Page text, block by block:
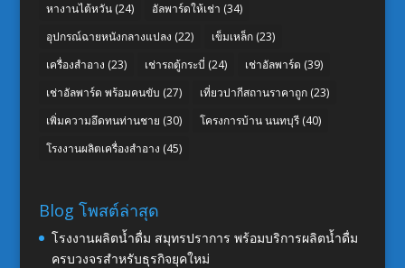
หางานไต้หวัน(24) อัลพาร์ดให้เช่า (34)
อุปกรณ์ฉายหนังกลางแปลง (22) เข็มเหล็ก(23)
เครื่องสำอาง (23) เช่ารถตู้กระบี่ (24) เช่าอัลพาร์ด (39)
เช่าอัลพาร์ด พร้อมคนขับ (27) เที่ยวปากีสถานราคาถูก(23)
เพิ่มความอึดทนท่านชาย (30) โครงการบ้าน นนทบุรี(40)
โรงงานผลิตเครื่องสำอาง (45)
Blog โพสต์ล่าสุด
โรงงานผลิตน้ำดื่ม สมุทรปราการ พร้อมบริการผลิตน้ำดื่ม
ครบวงจรสำหรับธุรกิจยุคใหม่